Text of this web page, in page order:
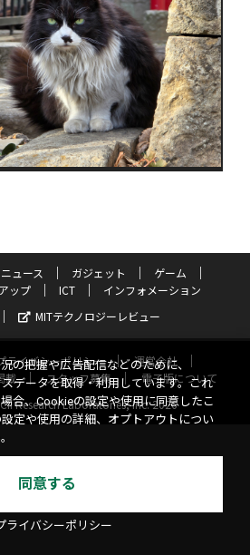
ニュース ガジェット
ゲーム
ップ ICT
インフォメーション
MITテクノロジーレビュー
ライバシーポリシー
運営会社
載 スタッフ募集
電子版について
Research Laboratories, Inc. 2026
の把握や広告配信などのために、
データを取得・利用しています。これ
合、Cookieの設定や使用に同意したこ
定や使用の詳細、オプトアウトについ
同意する
ライバシーポリシー